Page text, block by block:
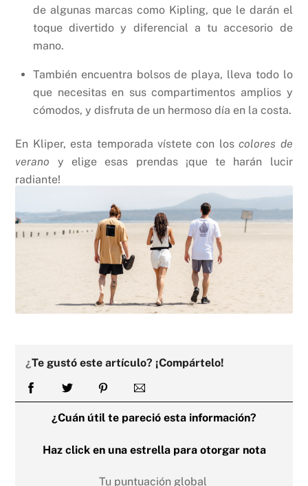
de algunas marcas como Kipling, que le darán el
toque divertido y diferencial a tu accesorio de
mano.
También encuentra bolsos de playa, lleva todo lo
que necesitas en sus compartimentos amplios y
cómodos, y disfruta de un hermoso día en la costa.
En Kliper, esta temporada vístete con loscolores de
verano y elige esas prendas ¡que te harán lucir
radiante!
¿Te gustó este artículo? ¡Compártelo!
¿Cuán útil te pareció esta información?
Haz click en una estrella para otorgar nota
Tu puntuación global